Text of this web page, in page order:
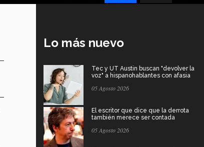
Lo más nuevo
Tec y UT Austin buscan "devolver la
voz" a hispanohablantes con afasia
05 Agosto 2026
El escritor que dice que la derrota
también merece ser contada
05 Agosto 2026